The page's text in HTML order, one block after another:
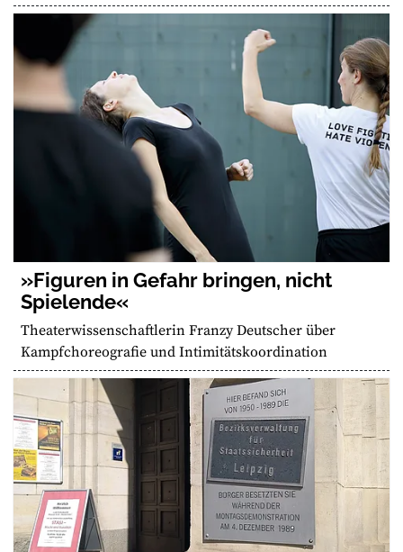
»Figuren in Gefahr bringen, nicht
Spielende«
Theaterwissenschaftlerin Franzy Deutscher über
Kampfchoreografie und Intimitätskoordination